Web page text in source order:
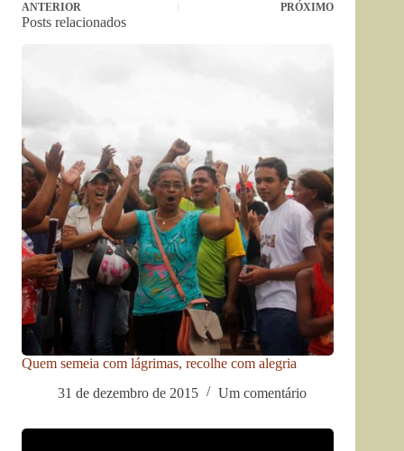
ANTERIOR PRÓXIMO
Posts relacionados
Quem semeia com lágrimas, recolhe com alegria
31 de dezembro de 2015
Um comentário